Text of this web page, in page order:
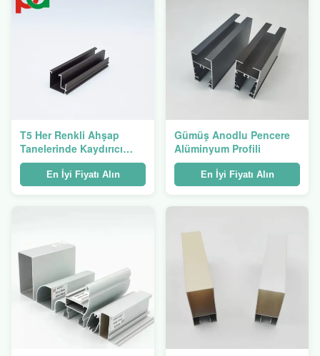
T5 Her Renkli Ahşap
Tanelerinde Kaydırıcı
Pencereler için Temper
Alüminyum Ekstrüzyon
Profili
En İyi Fiyatı Alın
Gümüş Anodlu Pencere
Alüminyum Profili
En İyi Fiyatı Alın